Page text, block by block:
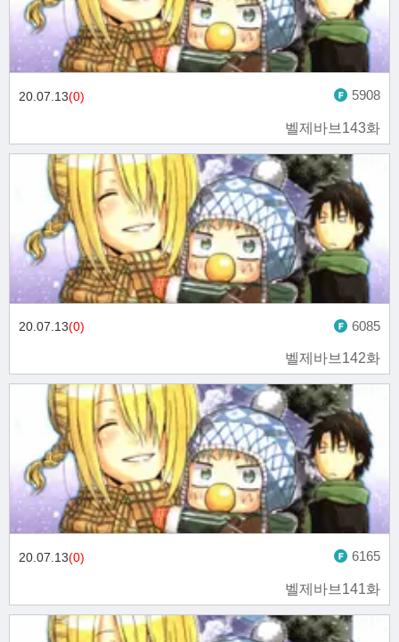
벨제바브143화
20.07.13(0) 5908
벨제바브142화
20.07.13(0) 6085
벨제바브141화
20.07.13(0) 6165